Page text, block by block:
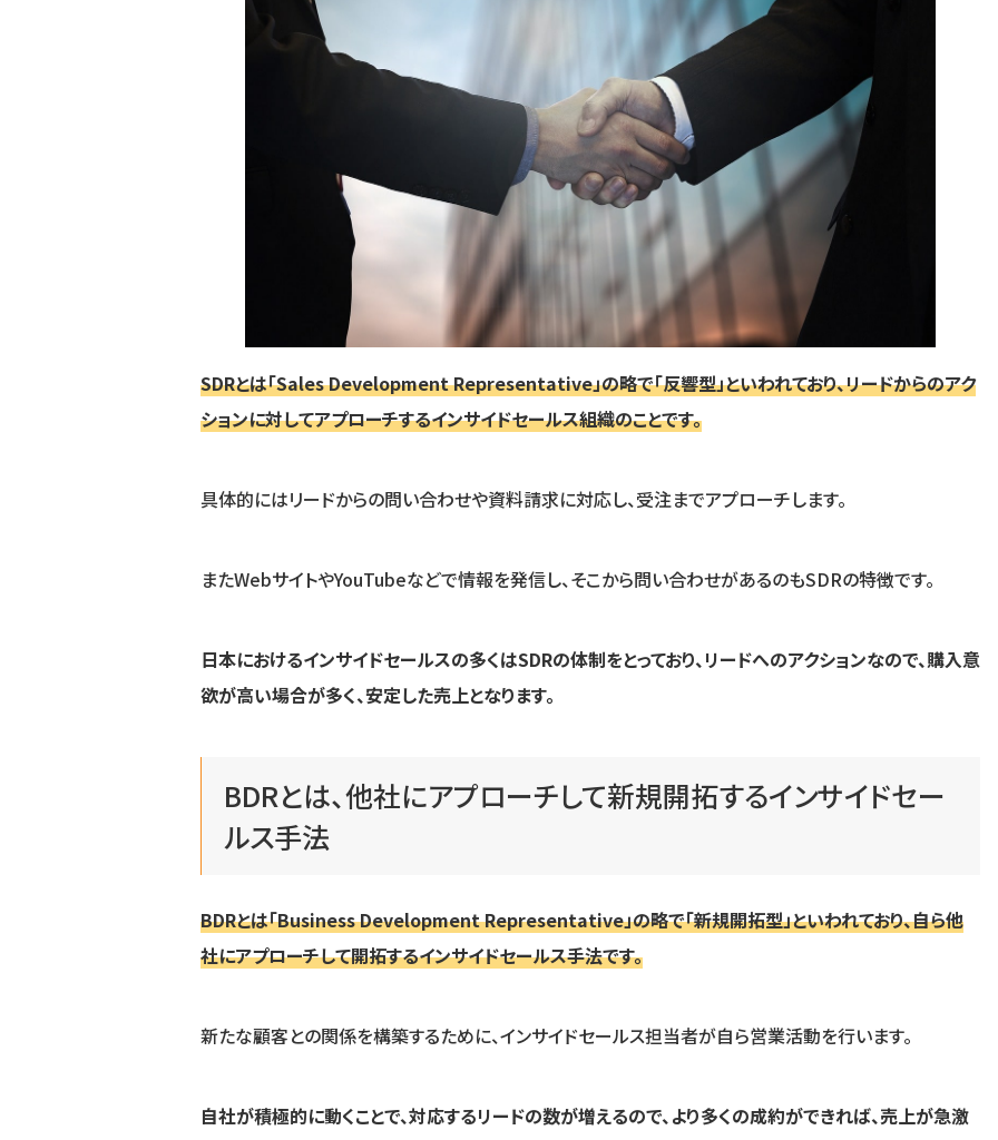
SDRとは「Sales Development Representative」の略で「反響型」といわれており、リードからのアク
ションに対してアプローチするインサイドセールス組織のことです。
具体的にはリードからの問い合わせや資料請求に対応し、受注までアプローチします。
またWebサイトやYouTubeなどで情報を発信し、そこから問い合わせがあるのもSDRの特徴です。
日本におけるインサイドセールスの多くはSDRの体制をとっており、リードへのアクションなので、購入意
欲が高い場合が多く、安定した売上となります。
BDRとは、他社にアプローチして新規開拓するインサイドセー
ルス手法
BDRとは「Business Development Representative」の略で「新規開拓型」といわれており、自ら他
社にアプローチして開拓するインサイドセールス手法です。
新たな顧客との関係を構築するために、インサイドセールス担当者が自ら営業活動を行います。
自社が積極的に動くことで、対応するリードの数が増えるので、より多くの成約ができれば、売上が急激